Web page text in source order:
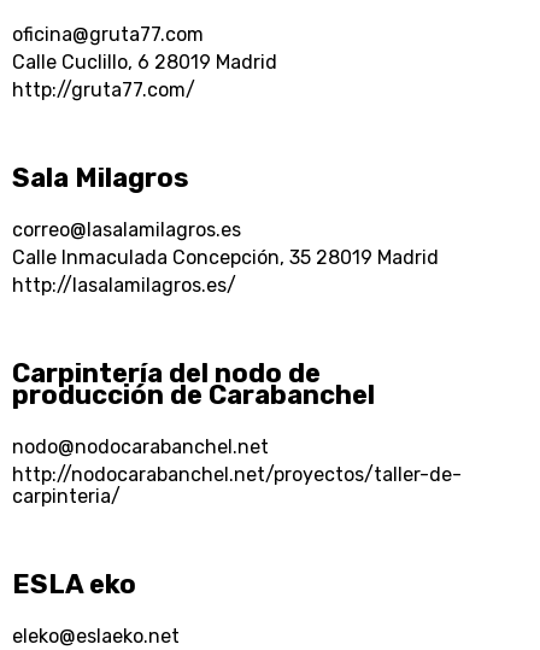
oficina@gruta77.com
Calle Cuclillo, 6 28019 Madrid
http://gruta77.com/
Sala Milagros
correo@lasalamilagros.es
Calle Inmaculada Concepción, 35 28019 Madrid
http://lasalamilagros.es/
Carpintería del nodo de
producción de Carabanchel
nodo@nodocarabanchel.net
http://nodocarabanchel.net/proyectos/taller-de-
carpinteria/
ESLA eko
eleko@eslaeko.net